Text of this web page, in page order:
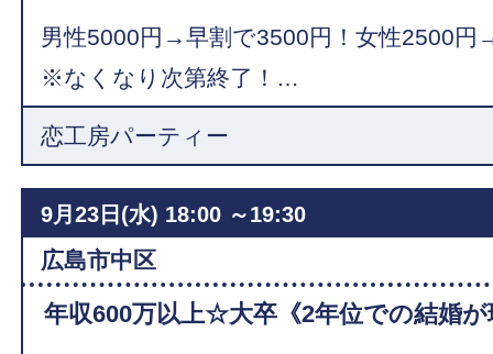
男性5000円→早割で3500円！女性2500円
※なくなり次第終了！…
恋工房パーティー
9月23日(水) 18:00 ～19:30
広島市中区
年収600万以上☆大卒《2年位での結婚